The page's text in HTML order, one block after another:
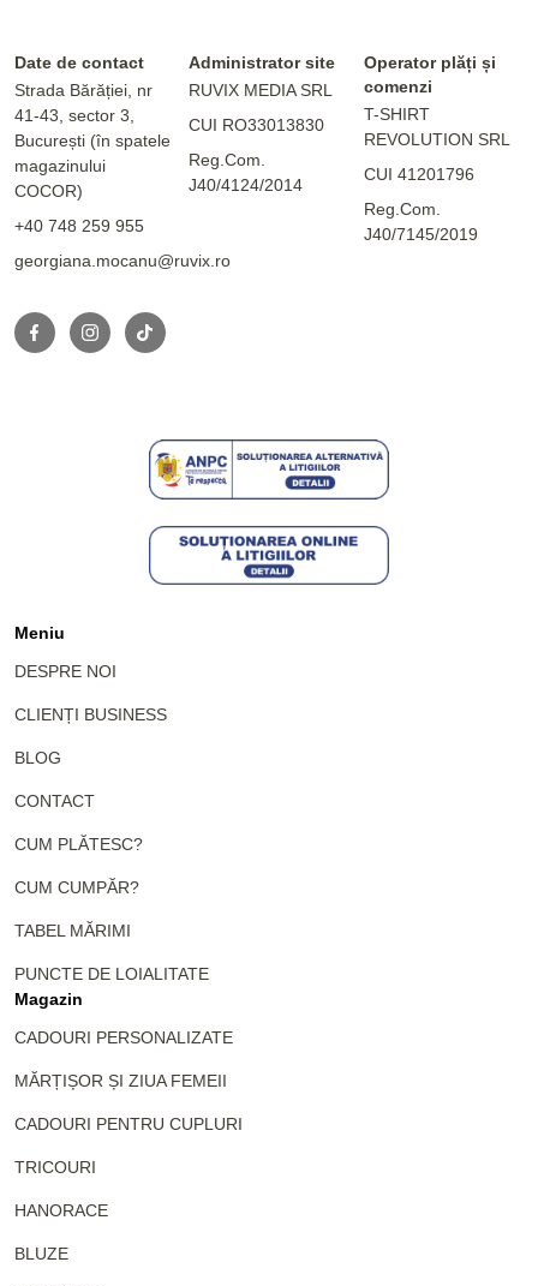
Date de contact
Strada Bărăției, nr
41-43, sector 3,
București (în spatele
magazinului
COCOR)
+40 748 259 955
georgiana.mocanu@ruvix.ro
Administrator site
RUVIX MEDIA SRL
CUI RO33013830
Reg.Com.
J40/4124/2014
Operator plăți și
comenzi
T-SHIRT
REVOLUTION SRL
CUI 41201796
Reg.Com.
J40/7145/2019
Meniu
DESPRE NOI
CLIENȚI BUSINESS
BLOG
CONTACT
CUM PLĂTESC?
CUM CUMPĂR?
TABEL MĂRIMI
PUNCTE DE LOIALITATE
Magazin
CADOURI PERSONALIZATE
MĂRȚIȘOR ȘI ZIUA FEMEII
CADOURI PENTRU CUPLURI
TRICOURI
HANORACE
BLUZE